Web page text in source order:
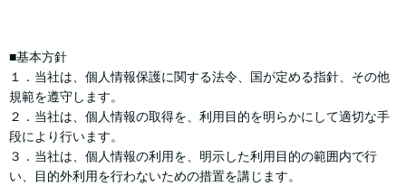
■基本方針
１．当社は、個人情報保護に関する法令、国が定める指針、その他
規範を遵守します。
２．当社は、個人情報の取得を、利用目的を明らかにして適切な手
段により行います。
３．当社は、個人情報の利用を、明示した利用目的の範囲内で行
い、目的外利用を行わないための措置を講じます。